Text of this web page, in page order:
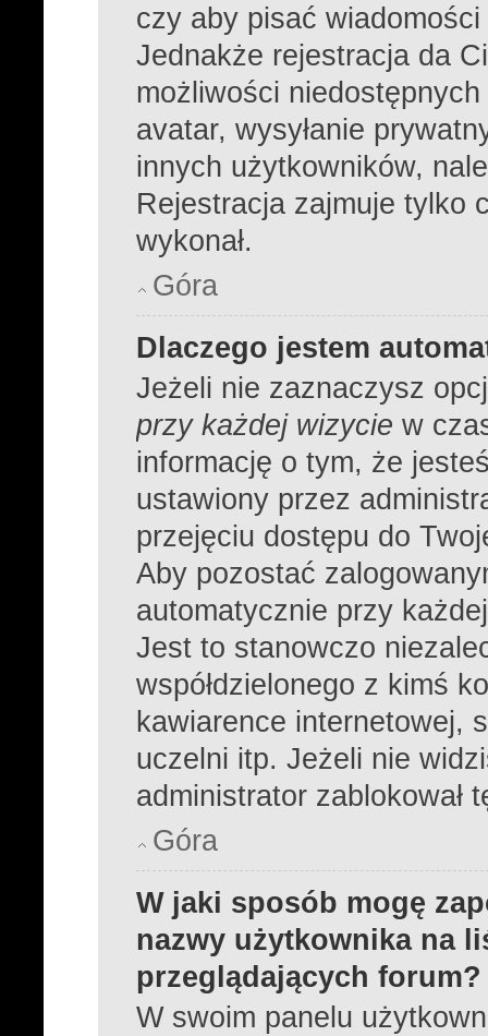
czy aby pisać
Jednakże rejestracja da
możliwości
avatar, wysyłanie
innych użytkowników,
Rejestracja zajmuje tylko
wykonał.
Góra
Dlaczego jestem
Jeżeli nie zaznaczysz
przy każdej wizycie w
informację o tym, że
ustawiony przez
przejęciu dostępu do
Aby pozostać
automatycznie przy
Jest to stanowczo
współdzielonego z kimś
kawiarence internetowej,
uczelni itp. Jeżeli nie
administrator zablokował
Góra
W jaki sposób mogę
nazwy użytkownika na
przeglądających forum?
W swoim panelu